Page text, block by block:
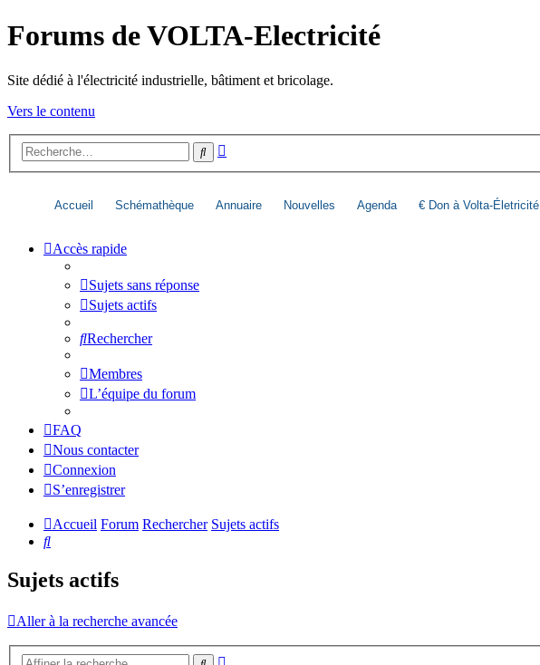
Forums de VOLTA-Electricité
Site dédié à l'électricité industrielle, bâtiment et bricolage.
Vers le contenu
Rechercher
Accueil Schémathèque Annuaire Nouvelles Agenda € Don à Volta-Életricité
Accès rapide
Sujets sans réponse
Sujets actifs
Rechercher
Membres
L’équipe du forum
FAQ
Nous contacter
Connexion
S’enregistrer
Accueil Forum Rechercher Sujets actifs
Rechercher
Sujets actifs
Aller à la recherche avancée